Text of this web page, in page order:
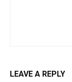
LEAVE A REPLY